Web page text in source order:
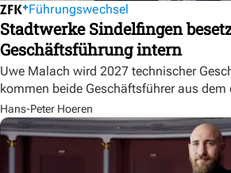
Führungswechsel
Stadtwerke Sindelfingen
Geschäftsführung intern
Uwe Malach wird 2027 technischer
kommen beide Geschäftsführer aus dem
Hans-Peter Hoeren